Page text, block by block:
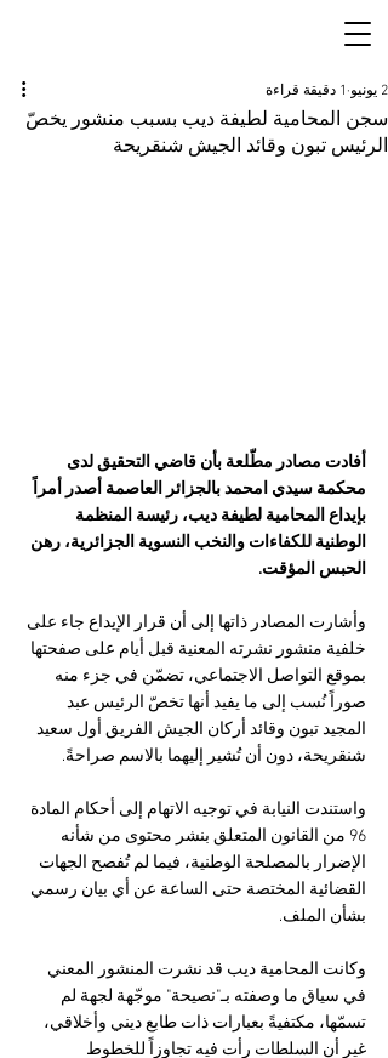
سجن المحامية لطيفة ديب بسبب منشور يخصّ
الرئيس تبون وقائد الجيش شنقريحة
2 يونيو 1 دقيقة قراءة
أفادت مصادر مطّلعة بأن قاضي التحقيق لدى
محكمة سيدي امحمد بالجزائر العاصمة أصدر أمراً
بإيداع المحامية لطيفة ديب، رئيسة المنظمة
الوطنية للكفاءات والنخب النسوية الجزائرية، رهن
الحبس المؤقت.
وأشارت المصادر ذاتها إلى أن قرار الإيداع جاء على
خلفية منشور نشرته المعنية قبل أيام على صفحتها
بموقع التواصل الاجتماعي، تضمّن في جزء منه
صوراً نُسب إلى ما يفيد أنها تخصّ الرئيس عبد
المجيد تبون وقائد أركان الجيش الفريق أول سعيد
شنقريحة، دون أن تُشير إليهما بالاسم صراحةً.
واستندت النيابة في توجيه الاتهام إلى أحكام المادة
96 من القانون المتعلق بنشر محتوى من شأنه
الإضرار بالمصلحة الوطنية، فيما لم تُفصح الجهات
القضائية المختصة حتى الساعة عن أي بيان رسمي
بشأن الملف.
وكانت المحامية ديب قد نشرت المنشور المعني
في سياق ما وصفته بـ"نصيحة" موجّهة لجهة لم
تسمّها، مكتفيةً بعبارات ذات طابع ديني وأخلاقي،
غير أن السلطات رأت فيه تجاوزاً للخطوط